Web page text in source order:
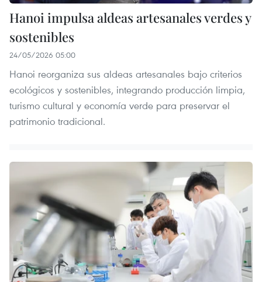
Hanoi impulsa aldeas artesanales verdes y
sostenibles
24/05/2026 05:00
Hanoi reorganiza sus aldeas artesanales bajo criterios
ecológicos y sostenibles, integrando producción limpia,
turismo cultural y economía verde para preservar el
patrimonio tradicional.